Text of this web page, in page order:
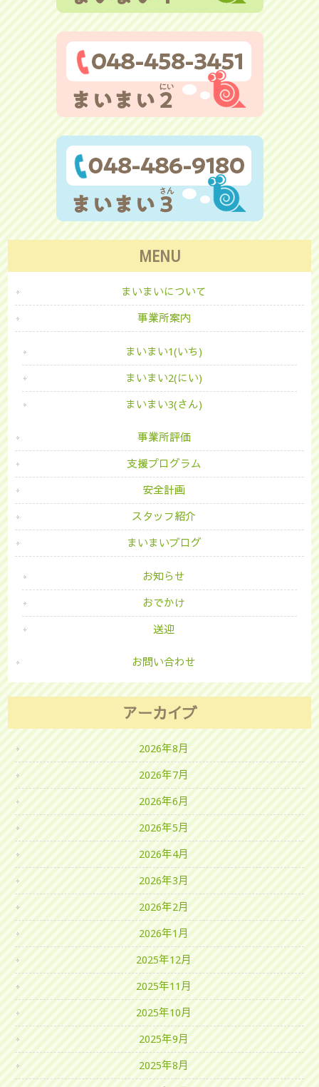
MENU
まいまいについて
事業所案内
まいまい1(いち)
まいまい2(にい)
まいまい3(さん)
事業所評価
支援プログラム
安全計画
スタッフ紹介
まいまいブログ
お知らせ
おでかけ
送迎
お問い合わせ
アーカイブ
2026年8月
2026年7月
2026年6月
2026年5月
2026年4月
2026年3月
2026年2月
2026年1月
2025年12月
2025年11月
2025年10月
2025年9月
2025年8月